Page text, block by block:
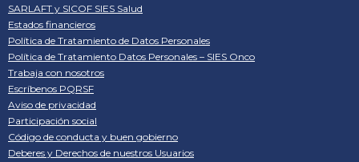
SARLAFT y SICOF SIES Salud
Estados financieros
Política de Tratamiento de Datos Personales
Política de Tratamiento Datos Personales – SIES Onco
Trabaja con nosotros
Escríbenos PQRSF
Aviso de privacidad
Participación social
Código de conducta y buen gobierno
Deberes y Derechos de nuestros Usuarios